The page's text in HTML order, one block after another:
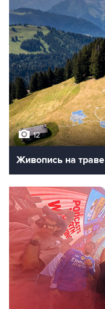
12
Живопись на траве